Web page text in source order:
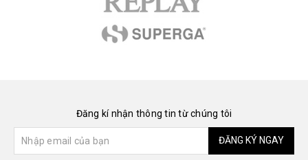
Đăng kí nhận thông tin từ chúng tôi
ĐĂNG KÝ NGAY